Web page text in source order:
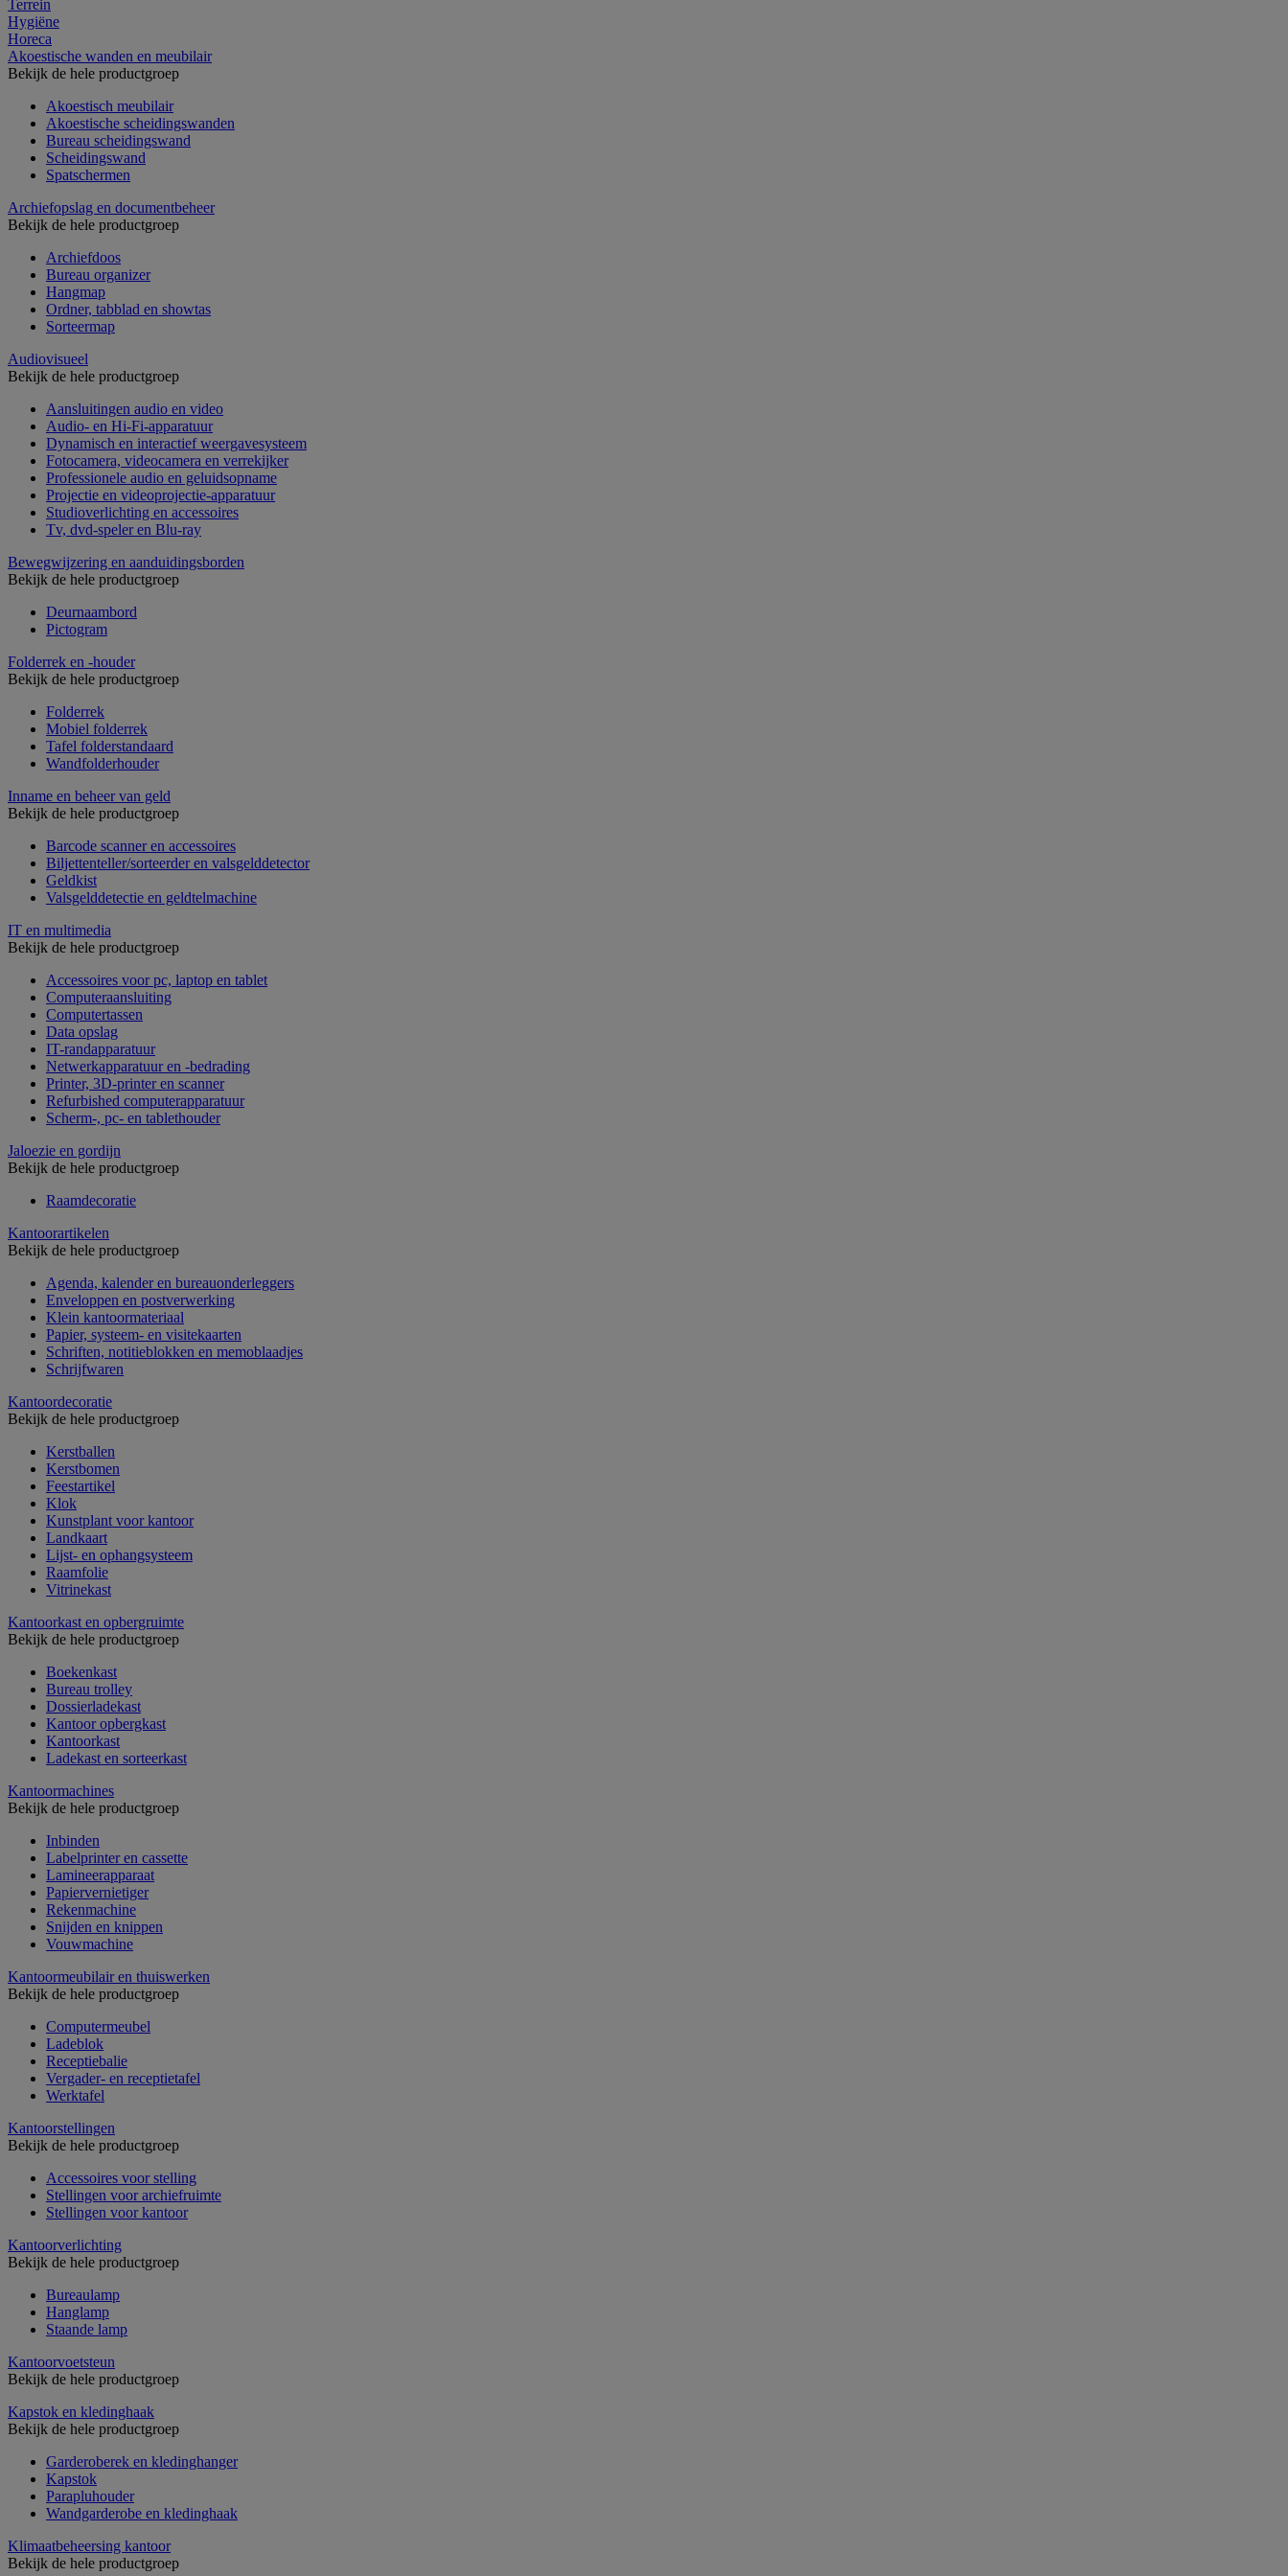
Terrein
Hygiëne
Horeca
Akoestische wanden en meubilair
Bekijk de hele productgroep
Akoestisch meubilair
Akoestische scheidingswanden
Bureau scheidingswand
Scheidingswand
Spatschermen
Archiefopslag en documentbeheer
Bekijk de hele productgroep
Archiefdoos
Bureau organizer
Hangmap
Ordner, tabblad en showtas
Sorteermap
Audiovisueel
Bekijk de hele productgroep
Aansluitingen audio en video
Audio- en Hi-Fi-apparatuur
Dynamisch en interactief weergavesysteem
Fotocamera, videocamera en verrekijker
Professionele audio en geluidsopname
Projectie en videoprojectie-apparatuur
Studioverlichting en accessoires
Tv, dvd-speler en Blu-ray
Bewegwijzering en aanduidingsborden
Bekijk de hele productgroep
Deurnaambord
Pictogram
Folderrek en -houder
Bekijk de hele productgroep
Folderrek
Mobiel folderrek
Tafel folderstandaard
Wandfolderhouder
Inname en beheer van geld
Bekijk de hele productgroep
Barcode scanner en accessoires
Biljettenteller/sorteerder en valsgelddetector
Geldkist
Valsgelddetectie en geldtelmachine
IT en multimedia
Bekijk de hele productgroep
Accessoires voor pc, laptop en tablet
Computeraansluiting
Computertassen
Data opslag
IT-randapparatuur
Netwerkapparatuur en -bedrading
Printer, 3D-printer en scanner
Refurbished computerapparatuur
Scherm-, pc- en tablethouder
Jaloezie en gordijn
Bekijk de hele productgroep
Raamdecoratie
Kantoorartikelen
Bekijk de hele productgroep
Agenda, kalender en bureauonderleggers
Enveloppen en postverwerking
Klein kantoormateriaal
Papier, systeem- en visitekaarten
Schriften, notitieblokken en memoblaadjes
Schrijfwaren
Kantoordecoratie
Bekijk de hele productgroep
Kerstballen
Kerstbomen
Feestartikel
Klok
Kunstplant voor kantoor
Landkaart
Lijst- en ophangsysteem
Raamfolie
Vitrinekast
Kantoorkast en opbergruimte
Bekijk de hele productgroep
Boekenkast
Bureau trolley
Dossierladekast
Kantoor opbergkast
Kantoorkast
Ladekast en sorteerkast
Kantoormachines
Bekijk de hele productgroep
Inbinden
Labelprinter en cassette
Lamineerapparaat
Papiervernietiger
Rekenmachine
Snijden en knippen
Vouwmachine
Kantoormeubilair en thuiswerken
Bekijk de hele productgroep
Computermeubel
Ladeblok
Receptiebalie
Vergader- en receptietafel
Werktafel
Kantoorstellingen
Bekijk de hele productgroep
Accessoires voor stelling
Stellingen voor archiefruimte
Stellingen voor kantoor
Kantoorverlichting
Bekijk de hele productgroep
Bureaulamp
Hanglamp
Staande lamp
Kantoorvoetsteun
Bekijk de hele productgroep
Kapstok en kledinghaak
Bekijk de hele productgroep
Garderoberek en kledinghanger
Kapstok
Parapluhouder
Wandgarderobe en kledinghaak
Klimaatbeheersing kantoor
Bekijk de hele productgroep